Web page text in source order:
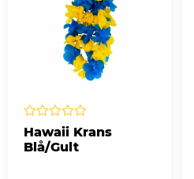
Hawaii Krans
Blå/Gult